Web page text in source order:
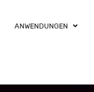
ANWENDUNGEN